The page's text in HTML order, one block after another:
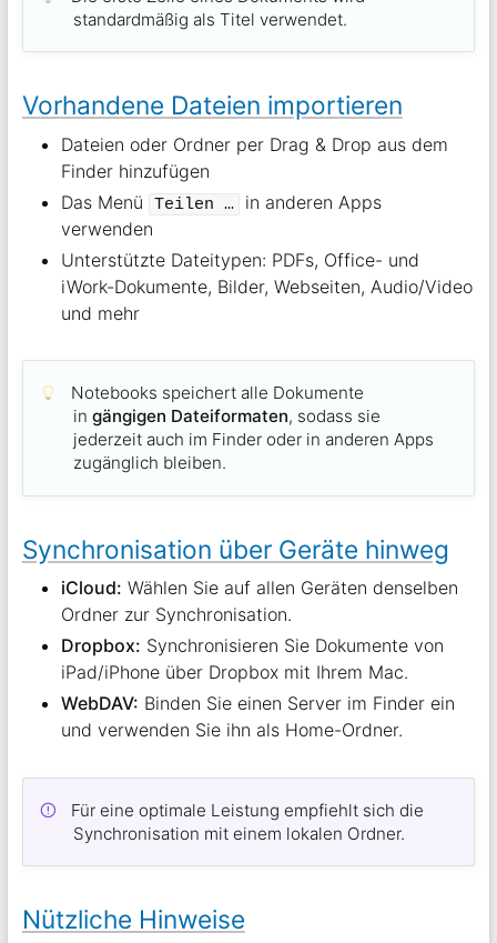
standardmäßig als Titel verwendet.
Vorhandene Dateien importieren
Dateien oder Ordner per Drag & Drop aus dem
Finder hinzufügen
Das Menü
Teilen …
in anderen Apps
verwenden
Unterstützte Dateitypen: PDFs, Office- und
iWork-Dokumente, Bilder, Webseiten, Audio/Video
und mehr
Notebooks speichert alle Dokumente
ingängigen Dateiformaten, sodass sie
jederzeit auch im Finder oder in anderen Apps
zugänglich bleiben.
Synchronisation über Geräte hinweg
iCloud: Wählen Sie auf allen Geräten denselben
Ordner zur Synchronisation.
Dropbox: Synchronisieren Sie Dokumente von
iPad/iPhone über Dropbox mit Ihrem Mac.
WebDAV: Binden Sie einen Server im Finder ein
und verwenden Sie ihn als Home-Ordner.
Für eine optimale Leistung empfiehlt sich die
Synchronisation mit einem lokalen Ordner.
Nützliche Hinweise